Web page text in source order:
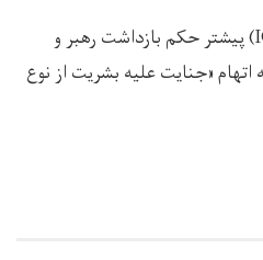
دادگاه کیفری بین‌المللی (ICC) پیشتر حکم بازداشت رهبر و
«جنایت علیه بشریت از نوع